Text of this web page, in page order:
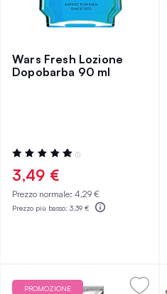
Wars Fresh Lozione
Dopobarba 90 ml
Valutazione:
100%
(1)
3,49 €
Prezzo normale: 4,29 €
Prezzo più basso: 3,39 €
PROMOZIONE